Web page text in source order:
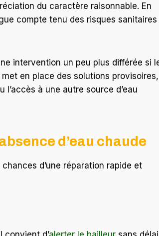
du caractère raisonnable. En
compte tenu des risques
intervention un peu plus différée si
en place des solutions provisoires,
à une autre source d’eau
d’eau chaude
d’une réparation rapide et